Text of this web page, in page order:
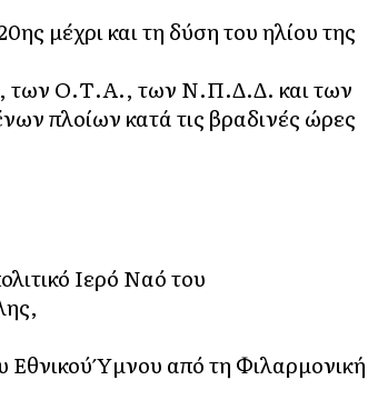
μέχρι και τη δύση του ηλίου της
των Ο.Τ.Α., των Ν.Π.Δ.Δ. και των
πλοίων κατά τις βραδινές ώρες
Ιερό Ναό του
Εθνικού Ύμνου από τη Φιλαρμονική